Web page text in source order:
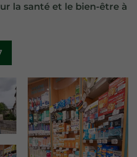
la santé et le bien-être à